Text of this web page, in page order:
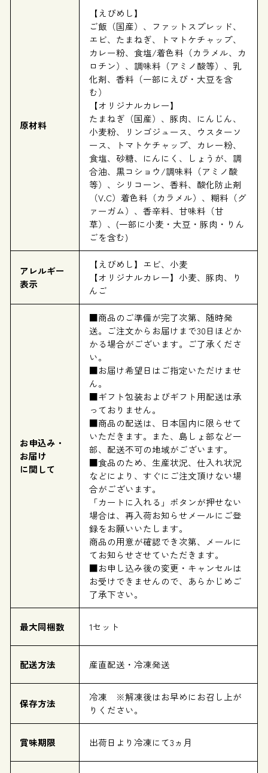
原材料
【えびめし】
ご飯（国産）、ファットスプレッド、
エビ、たまねぎ、トマトケチャップ、
カレー粉、食塩/着色料（カラメル、カ
ロチン）、調味料（アミノ酸等）、乳
化剤、香料（一部にえび・大豆を含
む）
【オリジナルカレー】
たまねぎ（国産）、豚肉、にんじん、
小麦粉、リンゴジュース、ウスターソ
ース、トマトケチャップ、カレー粉、
食塩、砂糖、にんにく、しょうが、調
合油、黒コショウ/調味料（アミノ酸
等）、シリコーン、香料、酸化防止剤
（V.C）着色料（カラメル）、糊料（グ
ァーガム）、香辛料、甘味料（甘
草）、(一部に小麦・大豆・豚肉・りん
ごを含む)
アレルギー
表示
【えびめし】エビ、小麦
【オリジナルカレー】小麦、豚肉、り
んご
お申込み・
お届け
に関して
■商品のご準備が完了次第、随時発
送。ご注文からお届けまで30日ほどか
かる場合がございます。ご了承くださ
い。
■お届け希望日はご指定いただけませ
ん。
■ギフト包装およびギフト用配送は承
っておりません。
■商品の配送は、日本国内に限らせて
いただきます。また、島しょ部など一
部、配送不可の地域がございます。
■食品のため、生産状況、仕入れ状況
などにより、すぐにご注文頂けない場
合がございます。
「カートに入れる」ボタンが押せない
場合は、再入荷お知らせメールにご登
録をお願いいたします。
商品の用意が確認でき次第、メールに
てお知らせさせていただきます。
■お申し込み後の変更・キャンセルは
お受けできませんので、あらかじめご
了承下さい。
最大同梱数 1セット
配送方法 産直配送・冷凍発送
保存方法
冷凍 ※解凍後はお早めにお召し上が
りください。
賞味期限 出荷日より冷凍にて3ヵ月